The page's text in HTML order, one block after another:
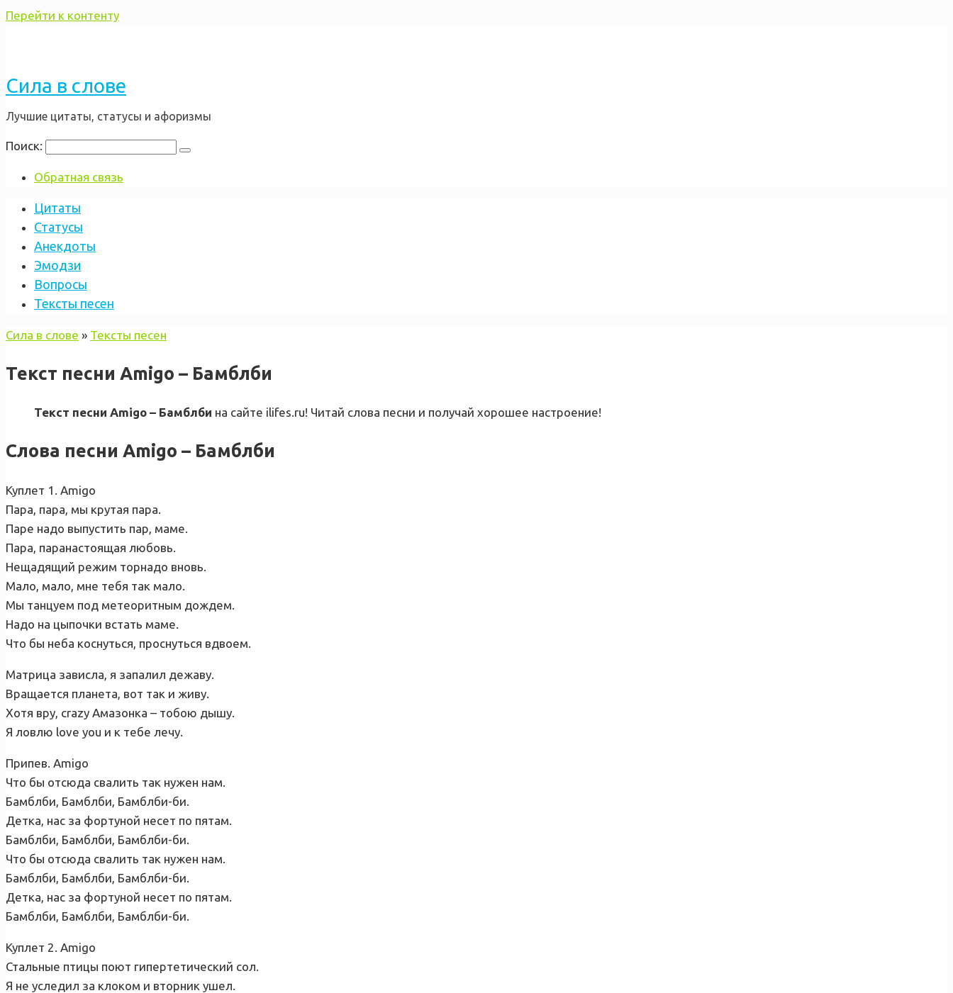
Перейти к контенту
Сила в слове
Лучшие цитаты, статусы и афоризмы
Поиск:
Обратная связь
Цитаты
Статусы
Анекдоты
Эмодзи
Вопросы
Тексты песен
Сила в слове » Тексты песен
Текст песни Amigo – Бамблби
Текст песни Amigo – Бамблби на сайте ilifes.ru! Читай слова песни и получай хорошее настроение!
Слова песни Amigo – Бамблби
Куплет 1. Amigo
Пара, пара, мы крутая пара.
Паре надо выпустить пар, маме.
Пара, паранастоящая любовь.
Нещадящий режим торнадо вновь.
Мало, мало, мне тебя так мало.
Мы танцуем под метеоритным дождем.
Надо на цыпочки встать маме.
Что бы неба коснуться, проснуться вдвоем.
Матрица зависла, я запалил дежаву.
Вращается планета, вот так и живу.
Хотя вру, crazy Амазонка – тобою дышу.
Я ловлю love you и к тебе лечу.
Припев. Amigo
Что бы отсюда свалить так нужен нам.
Бамблби, Бамблби, Бамблби-би.
Детка, нас за фортуной несет по пятам.
Бамблби, Бамблби, Бамблби-би.
Что бы отсюда свалить так нужен нам.
Бамблби, Бамблби, Бамблби-би.
Детка, нас за фортуной несет по пятам.
Бамблби, Бамблби, Бамблби-би.
Куплет 2. Amigo
Стальные птицы поют гипертетический сол.
Я не уследил за клоком и вторник ушел.